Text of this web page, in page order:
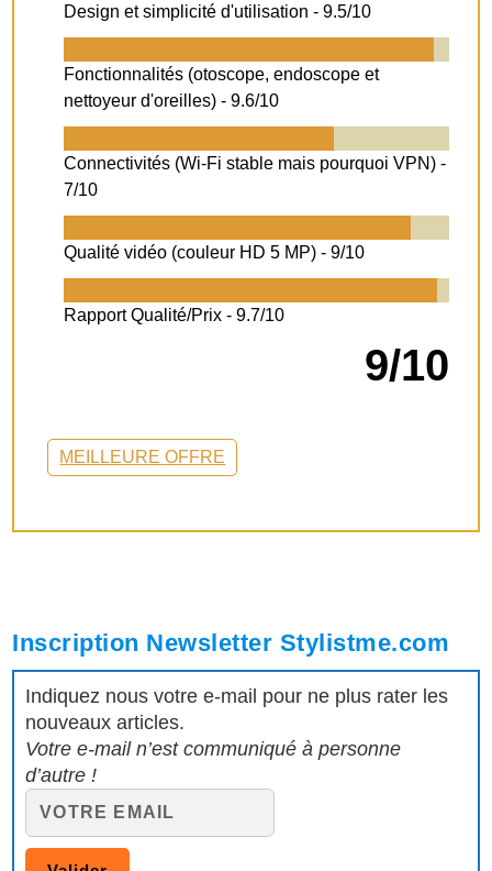
Design et simplicité d'utilisation -9.5/10
Fonctionnalités (otoscope, endoscope et
nettoyeur d'oreilles) -9.6/10
Connectivités (Wi-Fi stable mais pourquoi VPN) -
7/10
Qualité vidéo (couleur HD 5 MP) -9/10
Rapport Qualité/Prix -9.7/10
9/10
MEILLEURE OFFRE
Inscription Newsletter Stylistme.com
Indiquez nous votre e-mail pour ne plus rater les
nouveaux articles.
Votre e-mail n’est communiqué à personne
d’autre !